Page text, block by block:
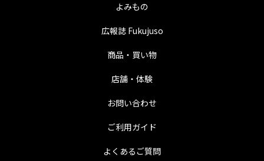
よみもの
広報誌 Fukujuso
商品・買い物
店舗・体験
お問い合わせ
ご利用ガイド
よくあるご質問